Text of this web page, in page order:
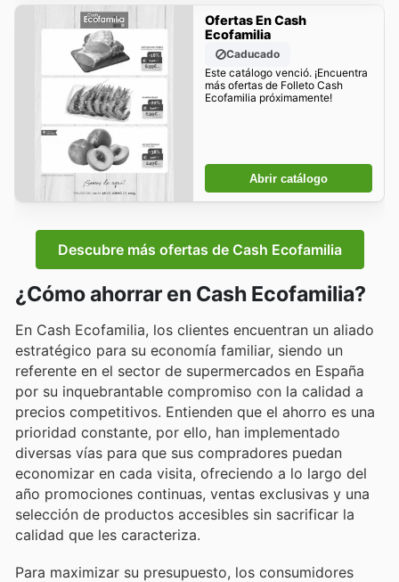
Ofertas En Cash
Ecofamilia
Caducado
Este catálogo venció. ¡Encuentra
más ofertas de Folleto Cash
Ecofamilia próximamente!
Abrir catálogo
Descubre más ofertas de Cash Ecofamilia
¿Cómo ahorrar en Cash Ecofamilia?
En Cash Ecofamilia, los clientes encuentran un aliado
estratégico para su economía familiar, siendo un
referente en el sector de supermercados en España
por su inquebrantable compromiso con la calidad a
precios competitivos. Entienden que el ahorro es una
prioridad constante, por ello, han implementado
diversas vías para que sus compradores puedan
economizar en cada visita, ofreciendo a lo largo del
año promociones continuas, ventas exclusivas y una
selección de productos accesibles sin sacrificar la
calidad que les caracteriza.
Para maximizar su presupuesto, los consumidores